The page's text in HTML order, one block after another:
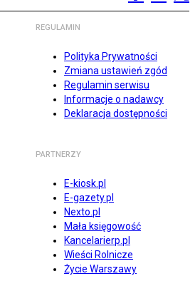
REGULAMIN
Polityka Prywatności
Zmiana ustawień zgód
Regulamin serwisu
Informacje o nadawcy
Deklaracja dostępności
PARTNERZY
E-kiosk.pl
E-gazety.pl
Nexto.pl
Mała księgowość
Kancelarierp.pl
Wieści Rolnicze
Życie Warszawy